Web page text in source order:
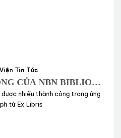
Tin Tức
CỦA NBN BIBLION,
ỨNG DỤNG CÁC
nhiều thành công trong ứng
từ Ex Libris